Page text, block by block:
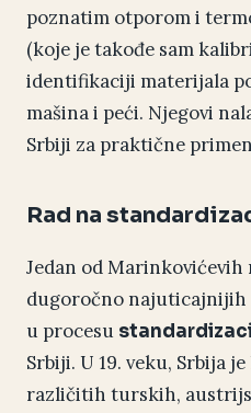
poznatim otporom i
(koje je takođe sam
identifikaciji materijala
mašina i peći. Njegovi
Srbiji za praktične
Rad na
Jedan od
dugoročno najuticajnijih
u procesu
Srbiji. U 19. veku, Srbija
različitih turskih,